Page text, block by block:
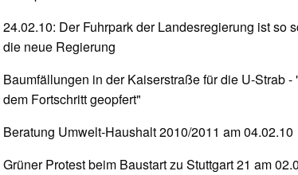
24.02.10: Der Fuhrpark der Landesregierung ist so
die neue Regierung
Baumfällungen in der Kaiserstraße für die U-Strab -
dem Fortschritt geopfert"
Beratung Umwelt-Haushalt 2010/2011 am 04.02.10
Grüner Protest beim Baustart zu Stuttgart 21 am